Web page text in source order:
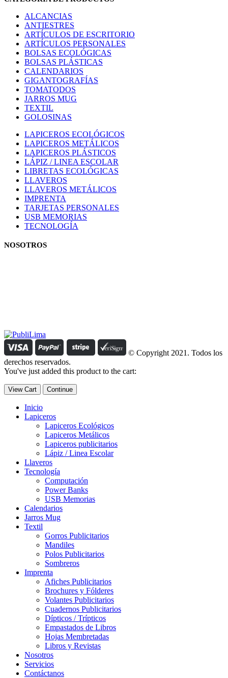
ALCANCIAS
ANTIESTRES
ARTÍCULOS DE ESCRITORIO
ARTÍCULOS PERSONALES
BOLSAS ECOLÓGICAS
BOLSAS PLÁSTICAS
CALENDARIOS
GIGANTOGRAFÍAS
TOMATODOS
JARROS MUG
TEXTIL
GOLOSINAS
LAPICEROS ECOLÓGICOS
LAPICEROS METÁLICOS
LAPICEROS PLÁSTICOS
LÁPIZ / LINEA ESCOLAR
LIBRETAS ECOLÓGICAS
LLAVEROS
LLAVEROS METÁLICOS
IMPRENTA
TARJETAS PERSONALES
USB MEMORIAS
TECNOLOGÍA
NOSOTROS
© Copyright 2021. Todos los
derechos reservados.
You've just added this product to the cart:
View Cart Continue
Inicio
Lapiceros
Lapiceros Ecológicos
Lapiceros Metálicos
Lapiceros publicitarios
Lápiz / Linea Escolar
Llaveros
Tecnología
Computación
Power Banks
USB Memorias
Calendarios
Jarros Mug
Textil
Gorros Publicitarios
Mandiles
Polos Publicitarios
Sombreros
Imprenta
Afiches Publicitarios
Brochures y Fólderes
Volantes Publicitarios
Cuadernos Publicitarios
Dípticos / Trípticos
Empastados de Libros
Hojas Membretadas
Libros y Revistas
Nosotros
Servicios
Contáctanos